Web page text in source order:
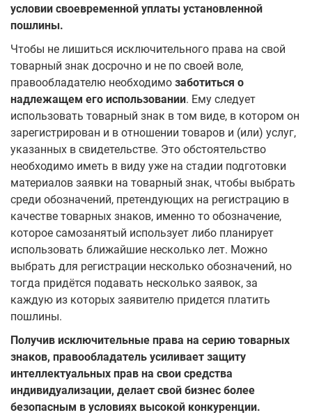
условии своевременной уплаты установленной
пошлины.
Чтобы не лишиться исключительного права на свой
товарный знак досрочно и не по своей воле,
правообладателю необходимо заботиться о
надлежащем его использовании. Ему следует
использовать товарный знак в том виде, в котором он
зарегистрирован и в отношении товаров и (или) услуг,
указанных в свидетельстве. Это обстоятельство
необходимо иметь в виду уже на стадии подготовки
материалов заявки на товарный знак, чтобы выбрать
среди обозначений, претендующих на регистрацию в
качестве товарных знаков, именно то обозначение,
которое самозанятый использует либо планирует
использовать ближайшие несколько лет. Можно
выбрать для регистрации несколько обозначений, но
тогда придётся подавать несколько заявок, за
каждую из которых заявителю придется платить
пошлины.
Получив исключительные права на серию товарных
знаков, правообладатель усиливает защиту
интеллектуальных прав на свои средства
индивидуализации, делает свой бизнес более
безопасным в условиях высокой конкуренции.